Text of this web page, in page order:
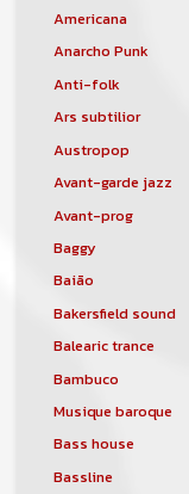
Americana
Anarcho Punk
Anti-folk
Ars subtilior
Austropop
Avant-garde jazz
Avant-prog
Baggy
Baião
Bakersfield sound
Balearic trance
Bambuco
Musique baroque
Bass house
Bassline